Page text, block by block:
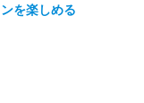
を楽しめる